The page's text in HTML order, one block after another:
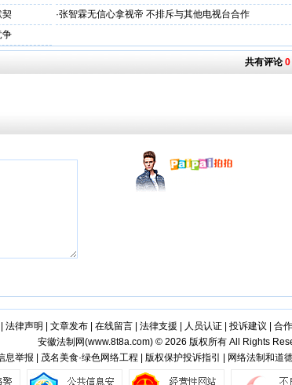
契 ·张智霖无信心拿视帝 不排斥与其他电视台合作
争
共有评论0
法律声明 文章发布| 在线留言| 法律支援 人员认证| 投诉建议 合
安徽法制网(www.8t8a.com) © 2026 版权所有 All Rights
息举报 | 茂名美食·绿色网络工程 | 版权保护投诉指引 | 网络法制和道